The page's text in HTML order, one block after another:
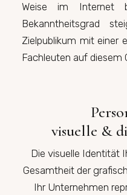
Weise im Internet
Bekanntheitsgrad
Zielpublikum mit einer
Fachleuten auf diesem
visuelle &
Die visuelle Identität
Gesamtheit der
Ihr Unternehmen